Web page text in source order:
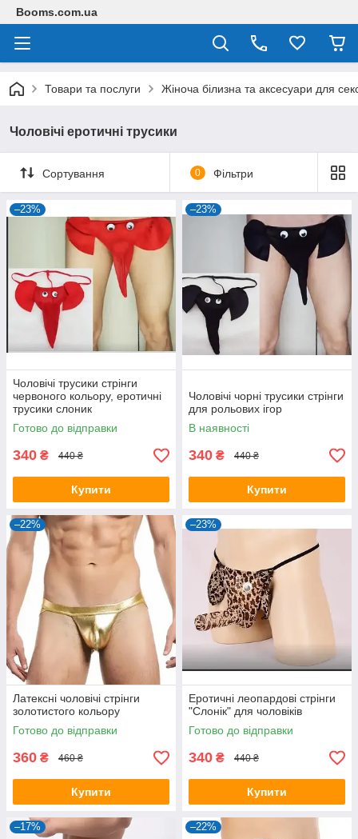
Booms.com.ua
Товари та послуги Жіноча білизна та аксесуари для
Чоловічі еротичні трусики
Сортування 0 Фільтри
–23%
Чоловічі трусики стрінги
червоного кольору, еротичні
трусики слоник
Готово до відправки
340 ₴ 440 ₴
Купити
–23%
Чоловічі чорні трусики стрінги
для рольових ігор
В наявності
340 ₴ 440 ₴
Купити
–22%
Латексні чоловічі стрінги
золотистого кольору
Готово до відправки
360 ₴ 460 ₴
Купити
–23%
Еротичні леопардові стрінги
"Слонік" для чоловіків
Готово до відправки
340 ₴ 440 ₴
Купити
–17% –22%